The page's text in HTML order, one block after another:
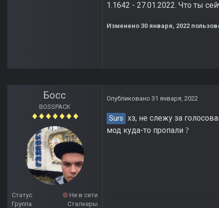
1.1642 - 27.01.2022. Что ты
Изменено 30 января, 2022
Босс
BOSSPACK
Статус
Не в сети
Группа
Сталкеры
Опубликовано 31 января, 2022
Surs хз, не слежу за
мод куда-то пропали ?